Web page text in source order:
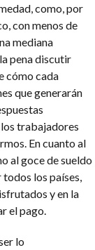
como, por
con menos de
mediana
pena discutir
cómo cada
que generarán
trabajadores
En cuanto al
al goce de sueldo
los países,
y en la
el pago.
lo